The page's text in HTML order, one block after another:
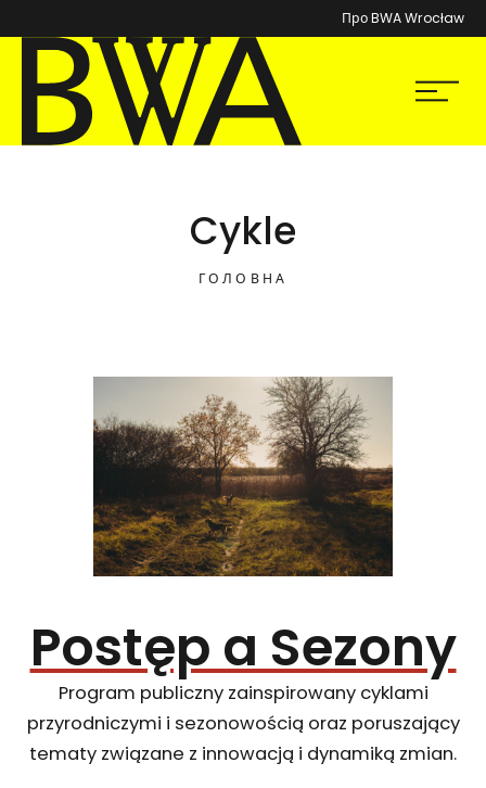
Про BWA Wrocław
BWA Wrocław
Галереї сучасного мистецтва
Cykle
ГОЛОВНА
Postęp a Sezony
Program publiczny zainspirowany cyklami
przyrodniczymi i sezonowością oraz poruszający
tematy związane z innowacją i dynamiką zmian.